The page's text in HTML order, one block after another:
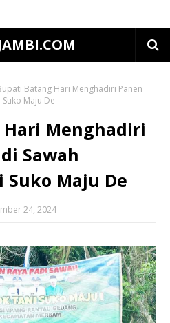
Batang Hari Menghadiri Panen
Maju De
Menghadiri
Sawah
Suko Maju De
24, 2024